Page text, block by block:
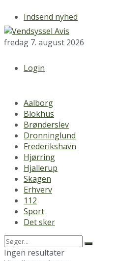
Indsend nyhed
fredag 7. august 2026
Login
Aalborg
Blokhus
Brønderslev
Dronninglund
Frederikshavn
Hjørring
Hjallerup
Skagen
Erhverv
112
Sport
Det sker
Ingen resultater